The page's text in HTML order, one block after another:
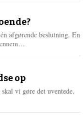
afgørende beslutning. En
e
r
e
op
vi gøre det uventede.